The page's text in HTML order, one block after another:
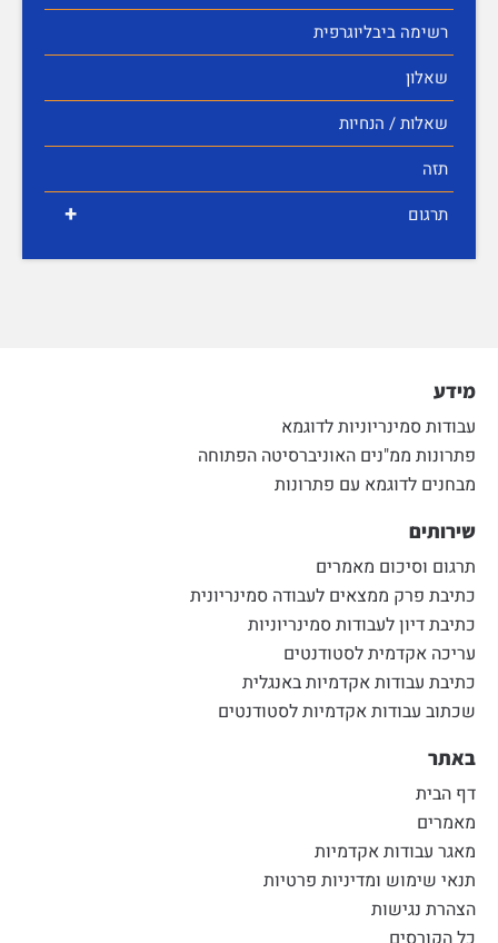
רשימה ביבליוגרפית
שאלון
שאלות / הנחיות
תזה
+ תרגום
מידע
עבודות סמינריוניות לדוגמא
פתרונות ממ"נים האוניברסיטה הפתוחה
מבחנים לדוגמא עם פתרונות
שירותים
תרגום וסיכום מאמרים
כתיבת פרק ממצאים לעבודה סמינריונית
כתיבת דיון לעבודות סמינריוניות
עריכה אקדמית לסטודנטים
כתיבת עבודות אקדמיות באנגלית
שכתוב עבודות אקדמיות לסטודנטים
באתר
דף הבית
מאמרים
מאגר עבודות אקדמיות
תנאי שימוש ומדיניות פרטיות
הצהרת נגישות